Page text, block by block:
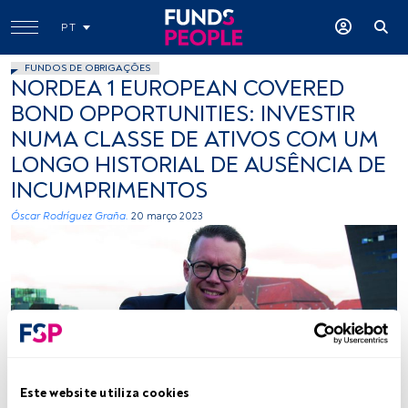
Este website utiliza cookies
PT
FUNDOS DE OBRIGAÇÕES
NORDEA 1 EUROPEAN COVERED
BOND OPPORTUNITIES: INVESTIR
NUMA CLASSE DE ATIVOS COM UM
LONGO HISTORIAL DE AUSÊNCIA DE
INCUMPRIMENTOS
Óscar Rodríguez Graña. 20 março 2023